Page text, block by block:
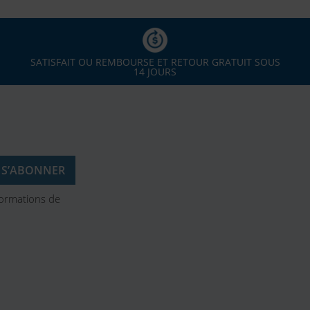
SATISFAIT OU REMBOURSE ET RETOUR GRATUIT SOUS
14 JOURS
de